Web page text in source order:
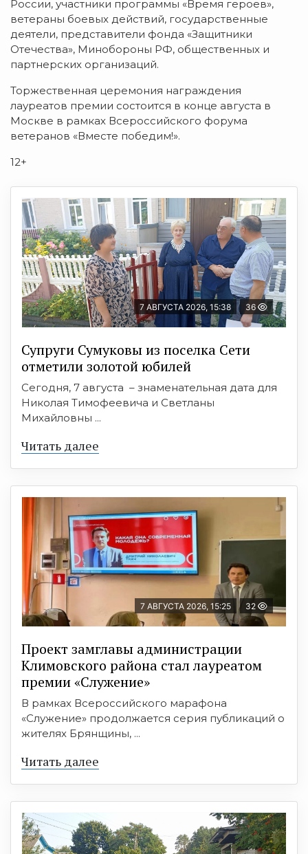
России, участники программы «Время героев»,
ветераны боевых действий, государственные
деятели, представители фонда «Защитники
Отечества», Минобороны РФ, общественных и
партнерских организаций.
Торжественная церемония награждения
лауреатов премии состоится в конце августа в
Москве в рамках Всероссийского форума
ветеранов «Вместе победим!».
12+
7 АВГУСТА 2026, 15:38 36
Супруги Сумуковы из поселка Сети
отметили золотой юбилей
Сегодня, 7 августа – знаменательная дата для
Николая Тимофеевича и Светланы
Михайловны ...
Читать далее
7 АВГУСТА 2026, 15:25 32
Проект замглавы администрации
Климовского района стал лауреатом
премии «Служение»
В рамках Всероссийского марафона
«Служение» продолжается серия публикаций о
жителях Брянщины, ...
Читать далее